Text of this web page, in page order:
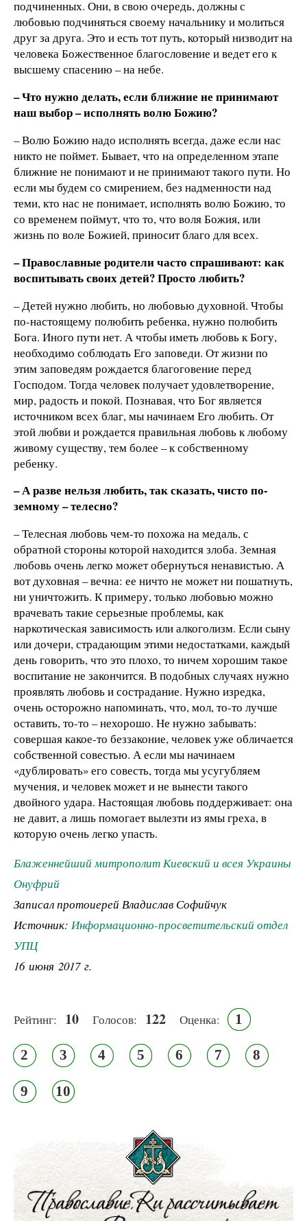
подчиненных. Они, в свою очередь, должны с
любовью подчиняться своему начальнику и молиться
друг за друга. Это и есть тот путь, который низводит на
человека Божественное благословение и ведет его к
высшему спасению – на небе.
– Что нужно делать, если ближние не принимают
наш выбор – исполнять волю Божию?
– Волю Божию надо исполнять всегда, даже если нас
никто не поймет. Бывает, что на определенном этапе
ближние не понимают и не принимают такого пути. Но
если мы будем со смирением, без надменности над
теми, кто нас не понимает, исполнять волю Божию, то
со временем поймут, что то, что воля Божия, или
жизнь по воле Божией, приносит благо для всех.
– Православные родители часто спрашивают: как
воспитывать своих детей? Просто любить?
– Детей нужно любить, но любовью духовной. Чтобы
по-настоящему полюбить ребенка, нужно полюбить
Бога. Иного пути нет. А чтобы иметь любовь к Богу,
необходимо соблюдать Его заповеди. От жизни по
этим заповедям рождается благоговение перед
Господом. Тогда человек получает удовлетворение,
мир, радость и покой. Познавая, что Бог является
источником всех благ, мы начинаем Его любить. От
этой любви и рождается правильная любовь к любому
живому существу, тем более – к собственному
ребенку.
– А разве нельзя любить, так сказать, чисто по-
земному – телесно?
– Телесная любовь чем-то похожа на медаль, с
обратной стороны которой находится злоба. Земная
любовь очень легко может обернуться ненавистью. А
вот духовная – вечна: ее ничто не может ни пошатнуть,
ни уничтожить. К примеру, только любовью можно
врачевать такие серьезные проблемы, как
наркотическая зависимость или алкоголизм. Если сыну
или дочери, страдающим этими недостатками, каждый
день говорить, что это плохо, то ничем хорошим такое
воспитание не закончится. В подобных случаях нужно
проявлять любовь и сострадание. Нужно изредка,
очень осторожно напоминать, что, мол, то-то лучше
оставить, то-то – нехорошо. Не нужно забывать:
совершая какое-то беззаконие, человек уже обличается
собственной совестью. А если мы начинаем
«дублировать» его совесть, тогда мы усугубляем
мучения, и человек может и не вынести такого
двойного удара. Настоящая любовь поддерживает: она
не давит, а лишь помогает вылезти из ямы греха, в
которую очень легко упасть.
Блаженнейший митрополит Киевский и всея Украины
Онуфрий
Записал протоиерей Владислав Софийчук
Источник: Информационно-просветительский отдел
УПЦ
16 июня 2017 г.
Рейтинг: 10 Голосов: 122 Оценка: 1
2 3 4 5 6 7 8
9 10